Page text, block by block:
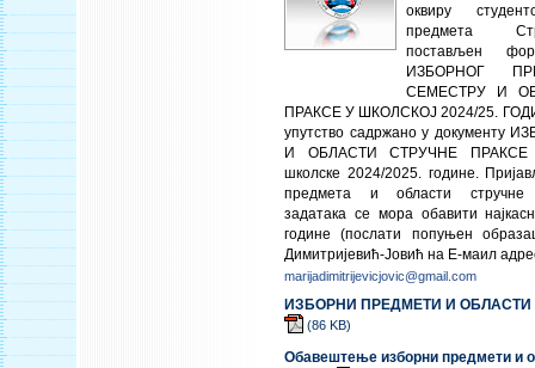
оквиру
предмета
постављен
ИЗБОРНОГ
СЕМЕСТРУ И
ПРАКСЕ У ШКОЛСКОЈ 2024/25.
упутство садржано у документу
И ОБЛАСТИ СТРУЧНЕ
школске 2024/2025. године.
предмета и области стручне
задатака се мора обавити
године (послати попуњен
Димитријевић-Јовић на Е-маил
marijadimitrijevicjovic@gmail.com
ИЗБОРНИ ПРЕДМЕТИ И ОБЛАСТИ
(86 KB)
Обавештење изборни предмети и